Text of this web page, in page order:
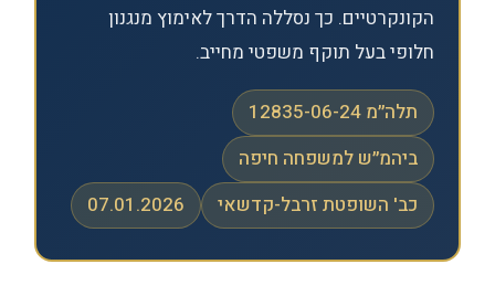
הקונקרטיים. כך נסללה הדרך לאימוץ מנגנון
חלופי בעל תוקף משפטי מחייב.
תלה״מ 12835-06-24
ביהמ״ש למשפחה חיפה
כב' השופטת זרבל-קדשאי
07.01.2026